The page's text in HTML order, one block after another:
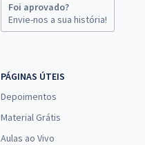
Foi aprovado?
Envie-nos a sua história!
PÁGINAS ÚTEIS
Depoimentos
Material Grátis
Aulas ao Vivo